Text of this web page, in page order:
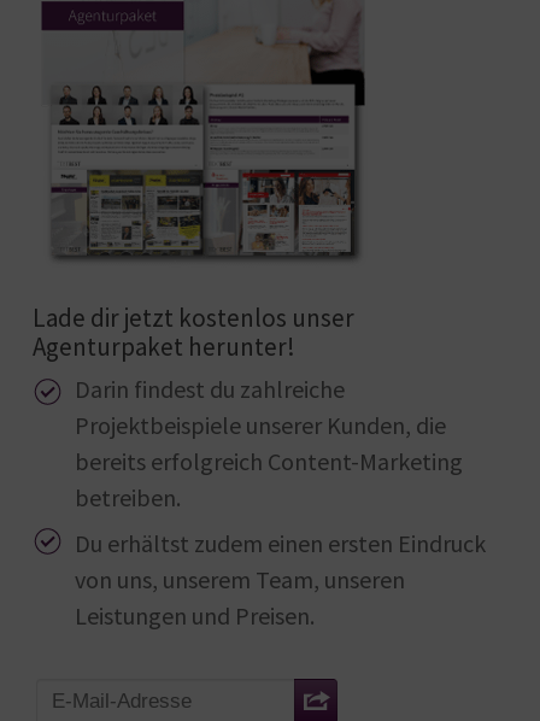
Lade dir jetzt kostenlos unser
Agenturpaket herunter!
Darin findest du zahlreiche
Projektbeispiele unserer Kunden, die
bereits erfolgreich Content-Marketing
betreiben.
Du erhältst zudem einen ersten Eindruck
von uns, unserem Team, unseren
Leistungen und Preisen.